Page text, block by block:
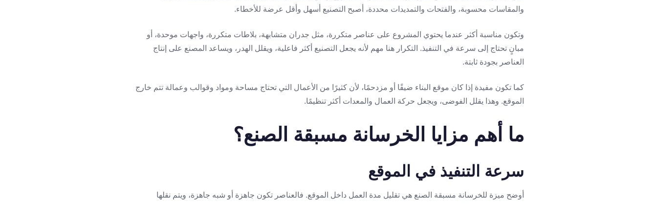
والمقاسات محسوبة، والفتحات والتمديدات محددة، أصبح التصنيع أسهل وأقل عرضة للأخطاء.
وتكون مناسبة أكثر عندما يحتوي المشروع على عناصر متكررة، مثل جدران متشابهة، بلاطات متكررة، واجهات موحدة، أو
مبانٍ تحتاج إلى سرعة في التنفيذ. التكرار هنا مهم لأنه يجعل التصنيع أكثر فاعلية، ويقلل الهدر، ويساعد المصنع على إنتاج
العناصر بجودة ثابتة.
كما تكون مفيدة إذا كان موقع البناء ضيقًا أو مزدحمًا، لأن كثيرًا من الأعمال التي تحتاج مساحة ومواد وقوالب وعمالة تتم خارج
الموقع. وهذا يقلل الفوضى، ويجعل حركة العمال والمعدات أكثر تنظيمًا.
ما أهم مزايا الخرسانة مسبقة الصنع؟
سرعة التنفيذ في الموقع
أوضح ميزة للخرسانة مسبقة الصنع هي تقليل مدة العمل داخل الموقع. فالعناصر تكون جاهزة أو شبه جاهزة، ويتم نقلها